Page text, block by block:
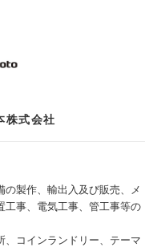
株式会社
製作、輸出入及び販売、メ
工事、電気工事、管工事等の
、コインランドリー、テーマ